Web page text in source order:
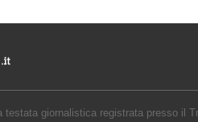
testata giornalistica registrata presso il